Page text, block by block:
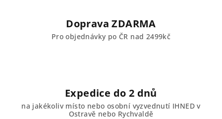
Doprava ZDARMA
Pro objednávky po ČR nad 2499kč
Expedice do 2 dnů
na jakékoliv místo nebo osobní vyzvednutí IHNED v
Ostravě nebo Rychvaldě